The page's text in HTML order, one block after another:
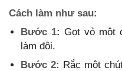
Cách làm như sau:
Bước 1: Gọt vỏ một
làm đôi.
Bước 2: Rắc một